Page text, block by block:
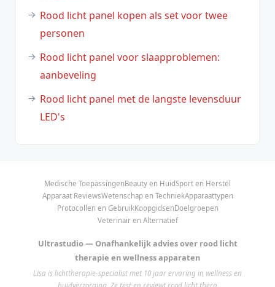
Rood licht panel kopen als set voor twee
personen
Rood licht panel voor slaapproblemen:
aanbeveling
Rood licht panel met de langste levensduur
LED's
Medische ToepassingenBeauty en HuidSport en Herstel
Apparaat ReviewsWetenschap en TechniekApparaattypen
Protocollen en GebruikKoopgidsenDoelgroepen
Veterinair en Alternatief
Ultrastudio — Onafhankelijk advies over rood licht
therapie en wellness apparaten
Lisa is lichttherapie-specialist met 10 jaar ervaring in wellness en